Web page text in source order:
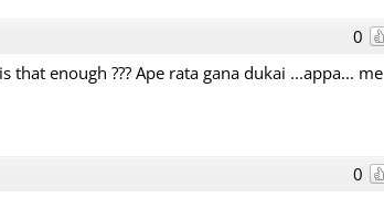
0
enough ??? Ape rata gana dukai ...appa... me
0